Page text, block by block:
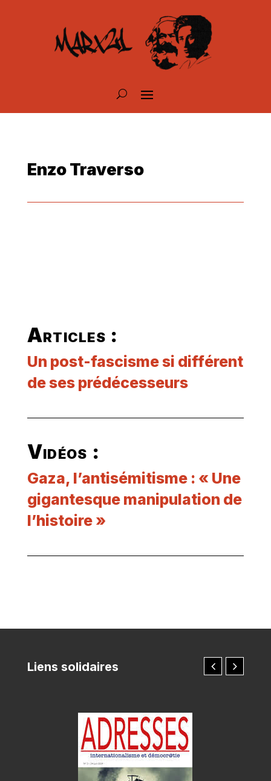
Enzo Traverso
Articles :
Un post-fascisme si différent
de ses prédécesseurs
Vidéos :
Gaza, l’antisémitisme : « Une
gigantesque manipulation de
l’histoire »
Liens solidaires